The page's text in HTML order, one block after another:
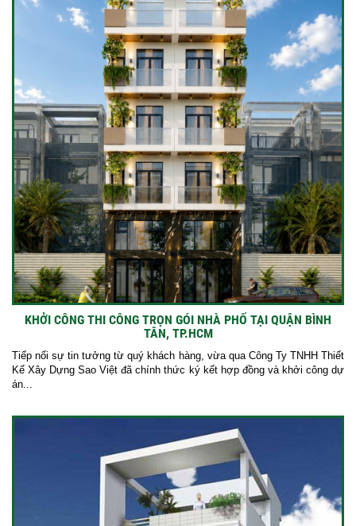
KHỞI CÔNG THI CÔNG TRỌN GÓI NHÀ PHỐ TẠI QUẬN BÌNH
TÂN, TP.HCM
Tiếp nối sự tin tưởng từ quý khách hàng, vừa qua Công Ty TNHH Thiết
Kế Xây Dựng Sao Việt đã chính thức ký kết hợp đồng và khởi công dự
án...